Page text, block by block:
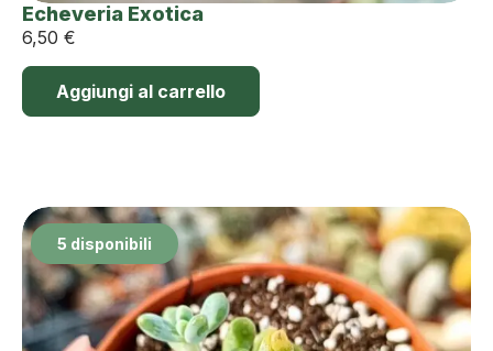
Echeveria Exotica
6,50 €
Aggiungi al carrello
5 disponibili